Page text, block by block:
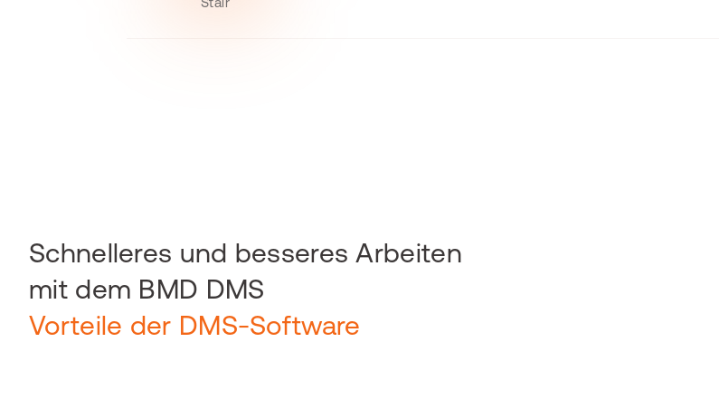
Schnelleres und besseres Arbeiten
mit dem BMD DMS
Vorteile der DMS-Software